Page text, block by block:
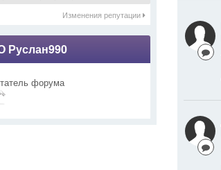
Изменения репутации
Руслан990
форума